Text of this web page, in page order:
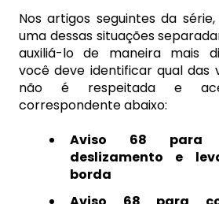
Nos artigos seguintes da
uma dessas situações
auxiliá-lo de maneira mais
você deve identificar qual das
não é respeitada e
correspondente abaixo:
Aviso 68 para
deslizamento e
borda